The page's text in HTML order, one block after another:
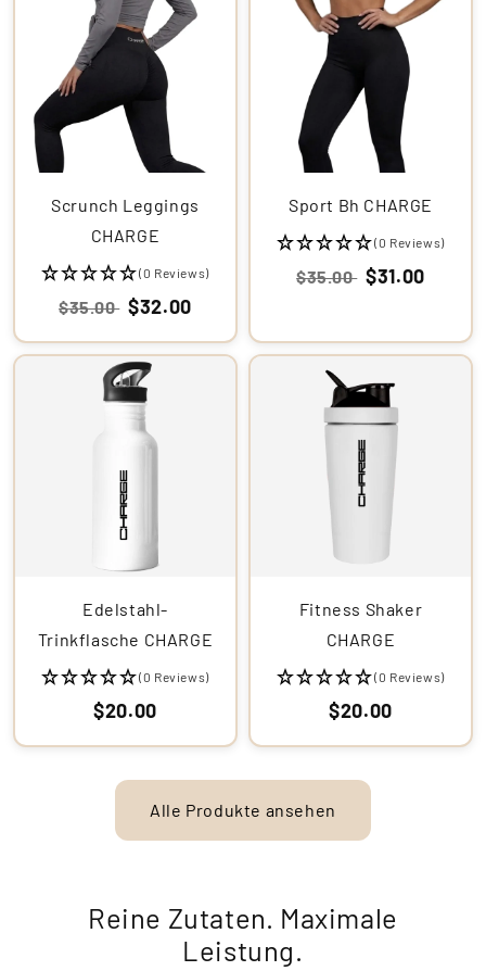
Scrunch Leggings
CHARGE
(0 Reviews)
$35.00 $32.00
Sport Bh CHARGE
(0 Reviews)
$35.00 $31.00
Edelstahl-
Trinkflasche CHARGE
(0 Reviews)
$20.00
Fitness Shaker
CHARGE
(0 Reviews)
$20.00
Alle Produkte ansehen
Reine Zutaten. Maximale
Leistung.